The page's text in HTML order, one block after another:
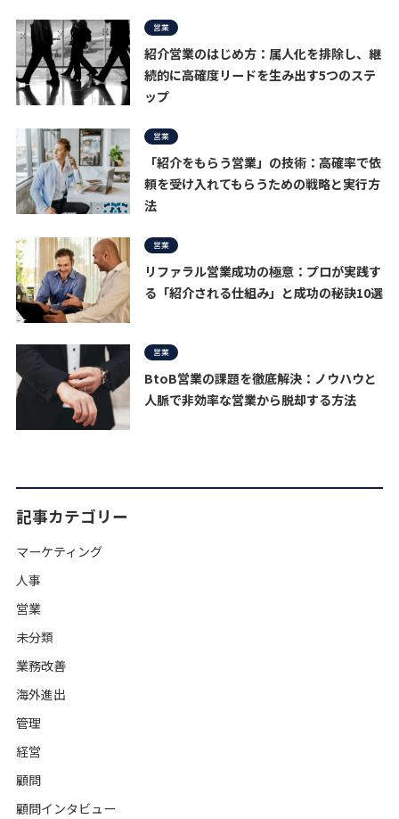
営業
紹介営業のはじめ方：属人化を排除し、継
続的に高確度リードを生み出す5つのステ
ップ
営業
「紹介をもらう営業」の技術：高確率で依
頼を受け入れてもらうための戦略と実行方
法
営業
リファラル営業成功の極意：プロが実践す
る「紹介される仕組み」と成功の秘訣10選
営業
BtoB営業の課題を徹底解決：ノウハウと
人脈で非効率な営業から脱却する方法
記事カテゴリー
マーケティング
人事
営業
未分類
業務改善
海外進出
管理
経営
顧問
顧問インタビュー